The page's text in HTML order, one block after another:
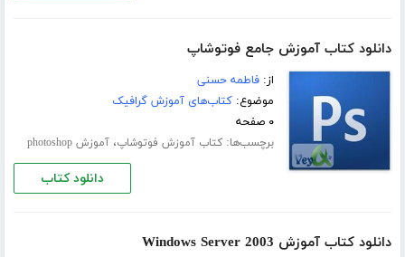
دانلود کتاب آموزش جامع فوتوشاپ
از:فاطمه حسنی
موضوع:کتاب‌های آموزش گرافیک
۰ صفحه
برچسب‌ها:کتاب آموزش فوتوشاپ،آموزش photoshop
دانلود کتاب
دانلود کتاب آموزش Windows Server 2003